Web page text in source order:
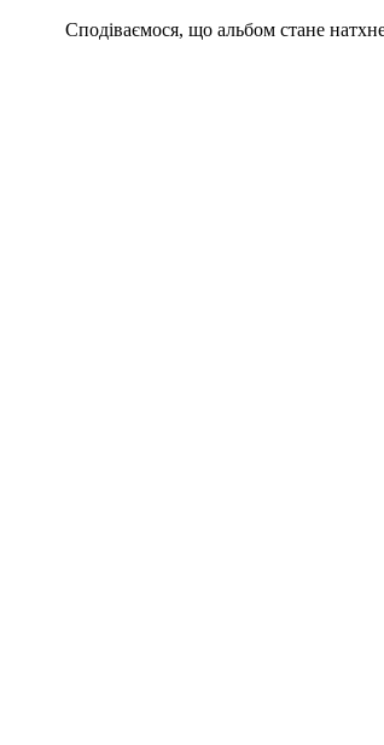
Сподіваємося, що альбом стане